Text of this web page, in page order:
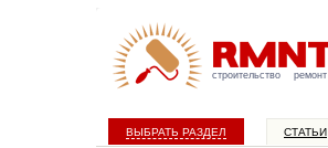
строительство ремонт
ВЫБРАТЬ РАЗДЕЛ СТАТЬИ